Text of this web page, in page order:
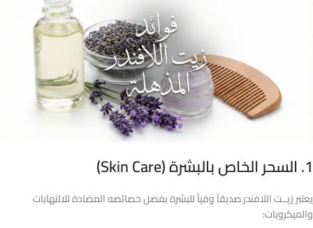
1. السحر الخاص بالبشرة (Skin Care)
يعتبر زيــت اللافندر صديقاً وفياً للبشرة بفضل خصائصه المضادة للالتهابات
والميكروبات: